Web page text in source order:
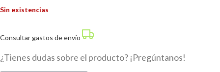
Sin existencias
Consultar gastos de envío
¿Tienes dudas sobre el producto? ¡Pregúntanos!